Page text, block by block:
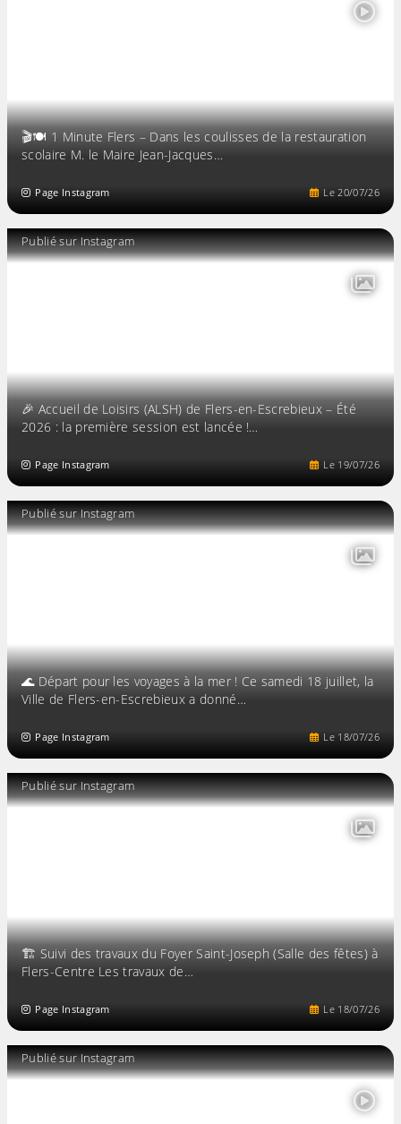
🎬🍽️ 1 Minute Flers – Dans les coulisses de la restauration
scolaire M. le Maire Jean-Jacques…
Le20/07/26
Page Instagram
Publié sur Instagram
🎉 Accueil de Loisirs (ALSH) de Flers-en-Escrebieux – Été
2026 : la première session est lancée !…
Le 19/07/26
Page Instagram
Publié sur Instagram
🌊 Départ pour les voyages à la mer ! Ce samedi 18 juillet, la
Ville de Flers-en-Escrebieux a donné…
Le 18/07/26
Page Instagram
Publié sur Instagram
🏗️ Suivi des travaux du Foyer Saint-Joseph (Salle des fêtes) à
Flers-Centre Les travaux de…
Le 18/07/26
Page Instagram
Publié sur Instagram